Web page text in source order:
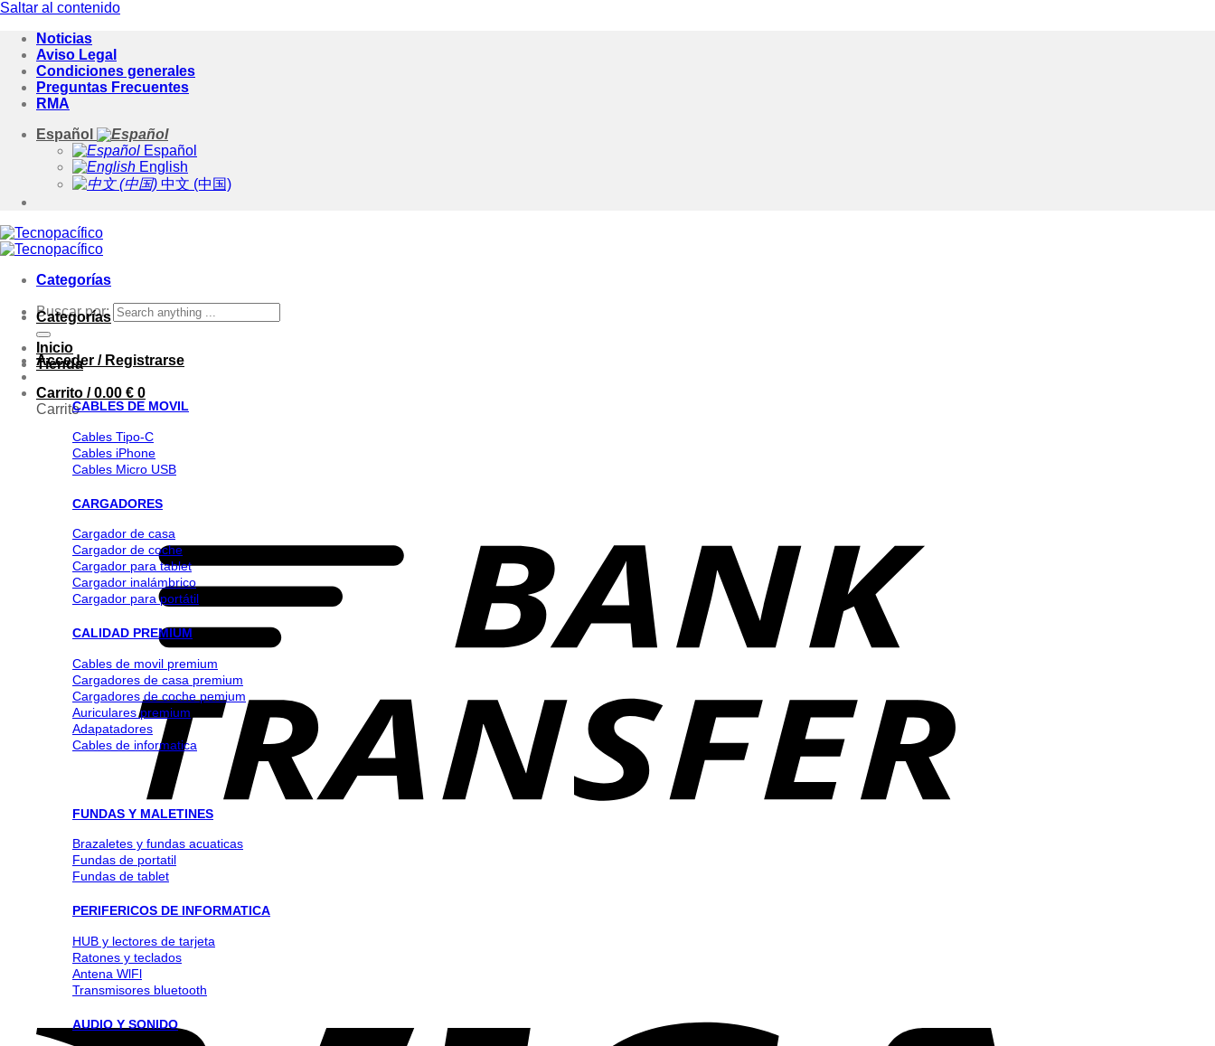
Saltar al contenido
Noticias
Aviso Legal
Condiciones generales
Preguntas Frecuentes
RMA
Español
Español
English
中文 (中国)
Categorías
Buscar por:
Acceder / Registrarse
Carrito /0.00 € 0
Carrito
Categorías
Inicio
Tienda
CABLES DE MOVIL
Cables Tipo-C
Cables iPhone
Cables Micro USB
CARGADORES
Cargador de casa
Cargador de coche
Cargador para tablet
Cargador inalámbrico
Cargador para portátil
CALIDAD PREMIUM
Cables de movil premium
Cargadores de casa premium
Cargadores de coche pemium
Auriculares premium
Adapatadores
Cables de informatica
FUNDAS Y MALETINES
Brazaletes y fundas acuaticas
Fundas de portatil
Fundas de tablet
PERIFERICOS DE INFORMATICA
HUB y lectores de tarjeta
Ratones y teclados
Antena WlFl
Transmisores bluetooth
AUDIO Y SONIDO